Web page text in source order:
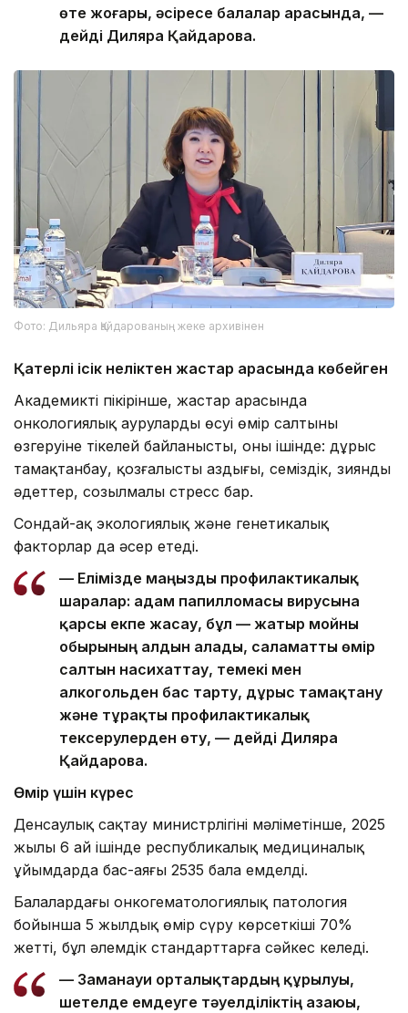
өте жоғары, әсіресе балалар арасында, —
дейді Диляра Қайдарова.
Фото: Дильяра Қайдарованың жеке архивінен
Қатерлі ісік неліктен жастар арасында көбейген
Академиктің пікірінше, жастар арасында
онкологиялық аурулардың өсуі өмір салтының
өзгеруіне тікелей байланысты, оның ішінде: дұрыс
тамақтанбау, қозғалыстың аздығы, семіздік, зиянды
әдеттер, созылмалы стресс бар.
Сондай-ақ экологиялық және генетикалық
факторлар да әсер етеді.
— Елімізде маңызды профилактикалық
шаралар: адам папилломасы вирусына
қарсы екпе жасау, бұл — жатыр мойны
обырының алдын алады, саламатты өмір
салтын насихаттау, темекі мен
алкогольден бас тарту, дұрыс тамақтану
және тұрақты профилактикалық
тексерулерден өту, — дейді Диляра
Қайдарова.
Өмір үшін күрес
Денсаулық сақтау министрлігінің мәліметінше, 2025
жылы 6 ай ішінде республикалық медициналық
ұйымдарда бас-аяғы 2535 бала емделді.
Балалардағы онкогематологиялық патология
бойынша 5 жылдық өмір сүру көрсеткіші 70%
жетті, бұл әлемдік стандарттарға сәйкес келеді.
— Заманауи орталықтардың құрылуы,
шетелде емдеуге тәуелділіктің азаюы,